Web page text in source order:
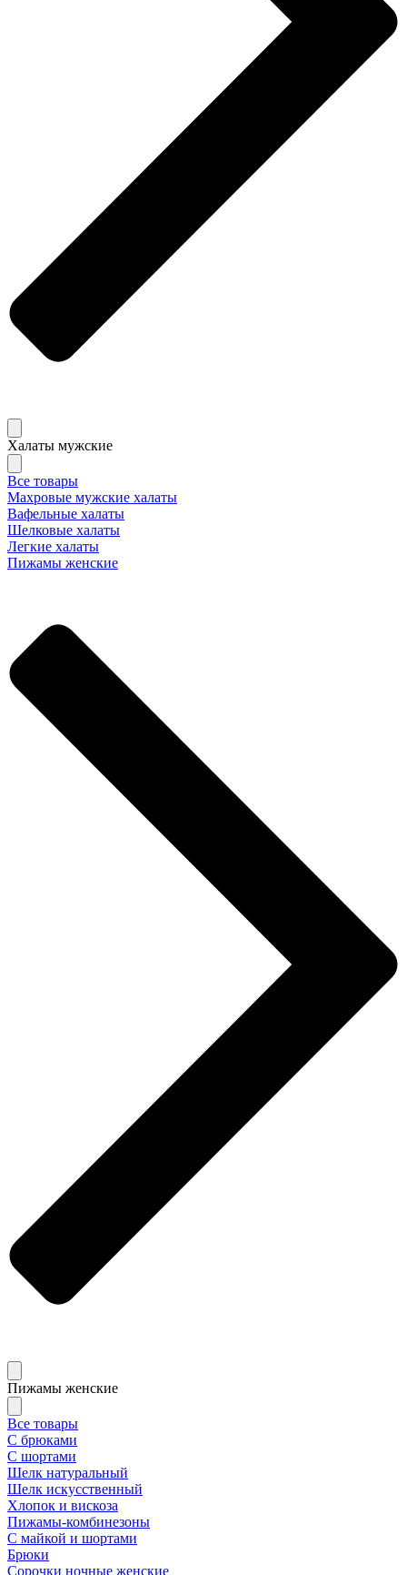
Халаты мужские
Все товары
Махровые мужские халаты
Вафельные халаты
Шелковые халаты
Легкие халаты
Пижамы женские
Пижамы женские
Все товары
С брюками
С шортами
Шелк натуральный
Шелк искусственный
Хлопок и вискоза
Пижамы-комбинезоны
С майкой и шортами
Брюки
Сорочки ночные женские